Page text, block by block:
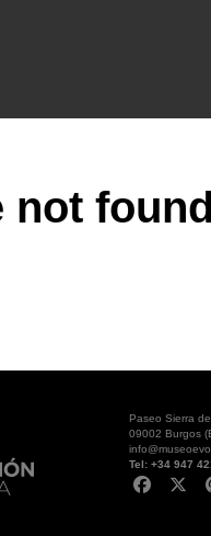
not found
Paseo Sierra
09002 Burgos
Tel: +34 947